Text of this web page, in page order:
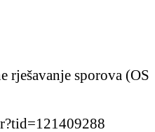
rješavanje sporova (OS